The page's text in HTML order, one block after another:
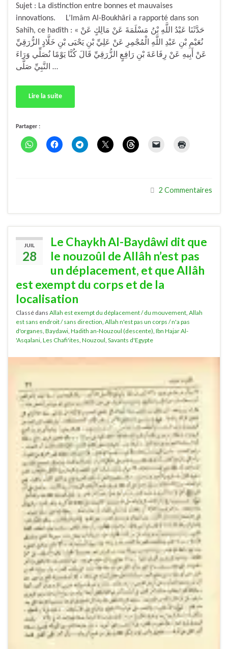
Sujet : La distinction entre bonnes et mauvaises
innovations. L’Imâm Al-Boukhâri a rapporté dans son
Sahîh, ce hadîth : « حَدَّثَنَا عَبْدُ اللَّهِ بْنُ مَسْلَمَةَ عَنْ مَالِكٍ عَنْ
نُعَيْمِ بْنِ عَبْدِ اللَّهِ الْمُجْمِرِ عَنْ عَلِيِّ بْنِ يَحْيَى بْنِ خَلَّادٍ الزُّرَقِيِّ
عَنْ أَبِيهِ عَنْ رِفَاعَةَ بْنِ رَافِعٍ الزُّرَقِيِّ قَالَ كُنَّا يَوْمًا نُصَلِّي وَرَاءَ
النَّبِيِّ صَلَّى …
Lire la suite
Partager :
2 Commentaires
JUIL
28
Le Chaykh Al-Baydâwi dit que
le nouzoûl de Allâh n’est pas
un déplacement, et que Allâh
est exempt du corps et de la
localisation
Classé dans Allah est exempt du déplacement / du mouvement Allah
est sans endroit / sans direction Allah n'est pas un corps / n'a pas
d'organes Baydawi Hadith an-Nouzoul (descente) Ibn Hajar Al-
'Asqalani Les Chafi'ites Nouzoul Savants d'Egypte